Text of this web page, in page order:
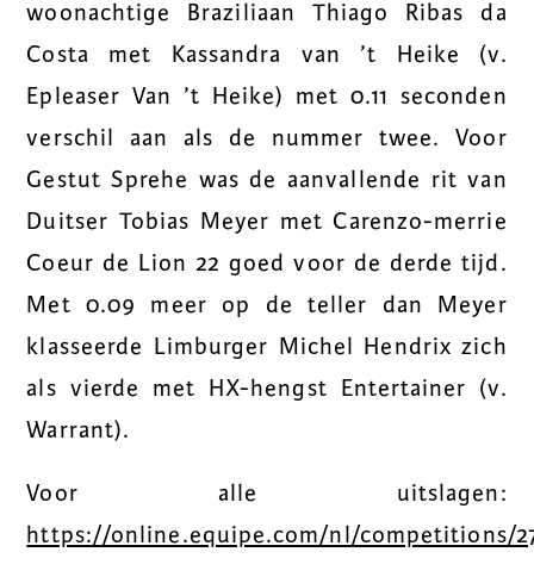
woonachtige Braziliaan Thiago Ribas da
Costa met Kassandra van ’t Heike (v.
Epleaser Van ’t Heike) met 0.11 seconden
verschil aan als de nummer twee. Voor
Gestut Sprehe was de aanvallende rit van
Duitser Tobias Meyer met Carenzo-merrie
Coeur de Lion 22 goed voor de derde tijd.
Met 0.09 meer op de teller dan Meyer
klasseerde Limburger Michel Hendrix zich
als vierde met HX-hengst Entertainer (v.
Warrant).
Voor alle uitslagen:
https://online.equipe.com/nl/competitions/